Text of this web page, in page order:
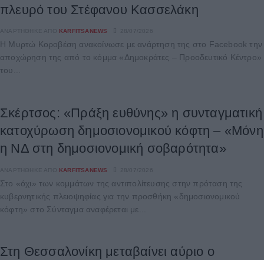
πλευρό του Στέφανου Κασσελάκη
KARFITSANEWS
Η Μυρτώ Κοροβέση ανακοίνωσε με ανάρτηση της στο Facebook την
αποχώρηση της από το κόμμα «Δημοκράτες – Προοδευτικό Κέντρο»
του...
Σκέρτσος: «Πράξη ευθύνης» η συνταγματική
κατοχύρωση δημοσιονομικού κόφτη – «Μόνη
η ΝΔ στη δημοσιονομική σοβαρότητα»
ΑΝΑΡΤΉΘΗΚΕ ΑΠΌ KARFITSANEWS
Στο «όχι» των κομμάτων της αντιπολίτευσης στην πρόταση της
κυβερνητικής πλειοψηφίας για την προσθήκη «δημοσιονομικού
κόφτη» στο Σύνταγμα αναφέρεται με...
Στη Θεσσαλονίκη μεταβαίνει αύριο ο